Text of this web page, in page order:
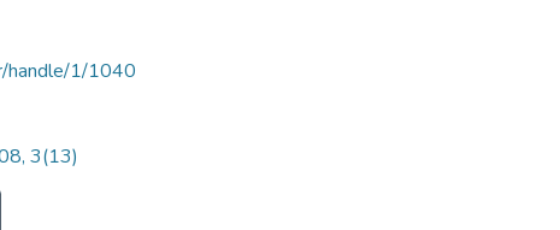
handle/1/1040
3(13)